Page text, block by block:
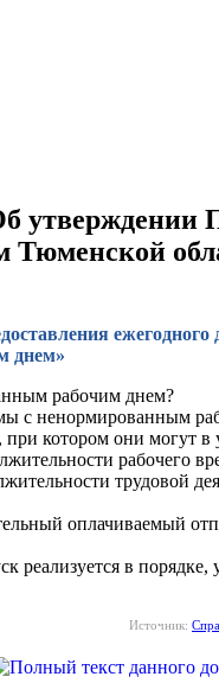
утверждении
Тюменской
ежегодного
днем»
рабочим днем?
с ненормированным
котором они могут в
рабочего
трудовой
оплачиваемый
реализуется в порядке,
Источник: